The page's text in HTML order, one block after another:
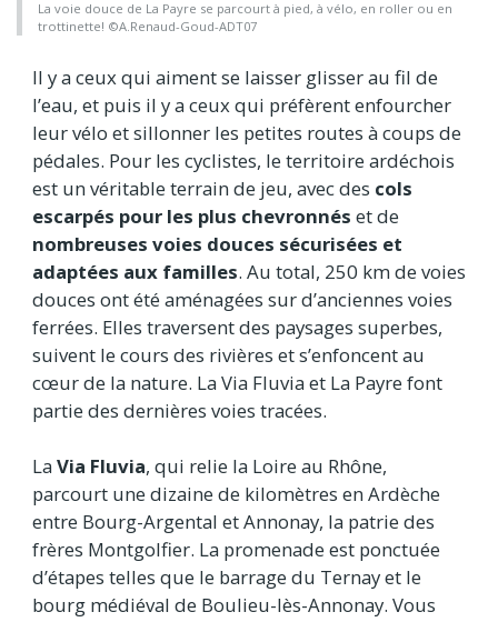
La voie douce de La Payre se parcourt à pied, à vélo, en roller ou en
trottinette! ©A.Renaud-Goud-ADT07
Il y a ceux qui aiment se laisser glisser au fil de
l’eau, et puis il y a ceux qui préfèrent enfourcher
leur vélo et sillonner les petites routes à coups de
pédales. Pour les cyclistes, le territoire ardéchois
est un véritable terrain de jeu, avec des cols
escarpés pour les plus chevronnés et de
nombreuses voies douces sécurisées et
adaptées aux familles. Au total, 250 km de voies
douces ont été aménagées sur d’anciennes voies
ferrées. Elles traversent des paysages superbes,
suivent le cours des rivières et s’enfoncent au
cœur de la nature. La Via Fluvia et La Payre font
partie des dernières voies tracées.
LaVia Fluvia, qui relie la Loire au Rhône,
parcourt une dizaine de kilomètres en Ardèche
entre Bourg-Argental et Annonay, la patrie des
frères Montgolfier. La promenade est ponctuée
d’étapes telles que le barrage du Ternay et le
bourg médiéval de Boulieu-lès-Annonay. Vous